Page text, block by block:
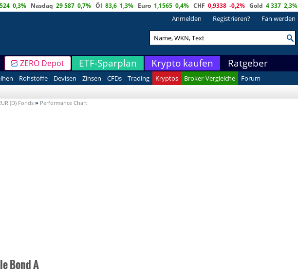
0,3% Nasdaq 29 587 0,7% Öl 83,6 1,3% Euro 1,1565 0,4% CHF 0,9338 -0,2% Gold 4 337 2,3%
Anmelden Registrieren? Fan werden
ZERO Depot ETF-Sparplan Krypto kaufen Ratgeber
Rohstoffe Devisen Zinsen CFDs Trading Kryptos Broker-Vergleiche
Forum
(D) Fonds » Performance Chart
Bond A